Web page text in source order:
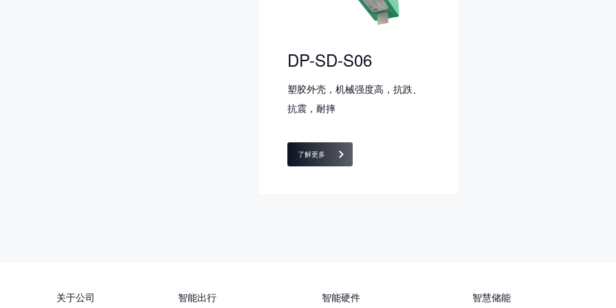
DP-SD-S06
塑胶外壳，机械强度高，抗跌、
抗震，耐摔
了解更多
关于公司 智能出行 智能硬件 智慧储能